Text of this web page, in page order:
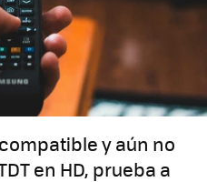
y aún no
en HD, prueba a